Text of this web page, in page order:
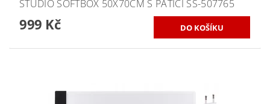
STUDIO SOFTBOX 50X70CM S PATICÍ SS-507765
999 Kč